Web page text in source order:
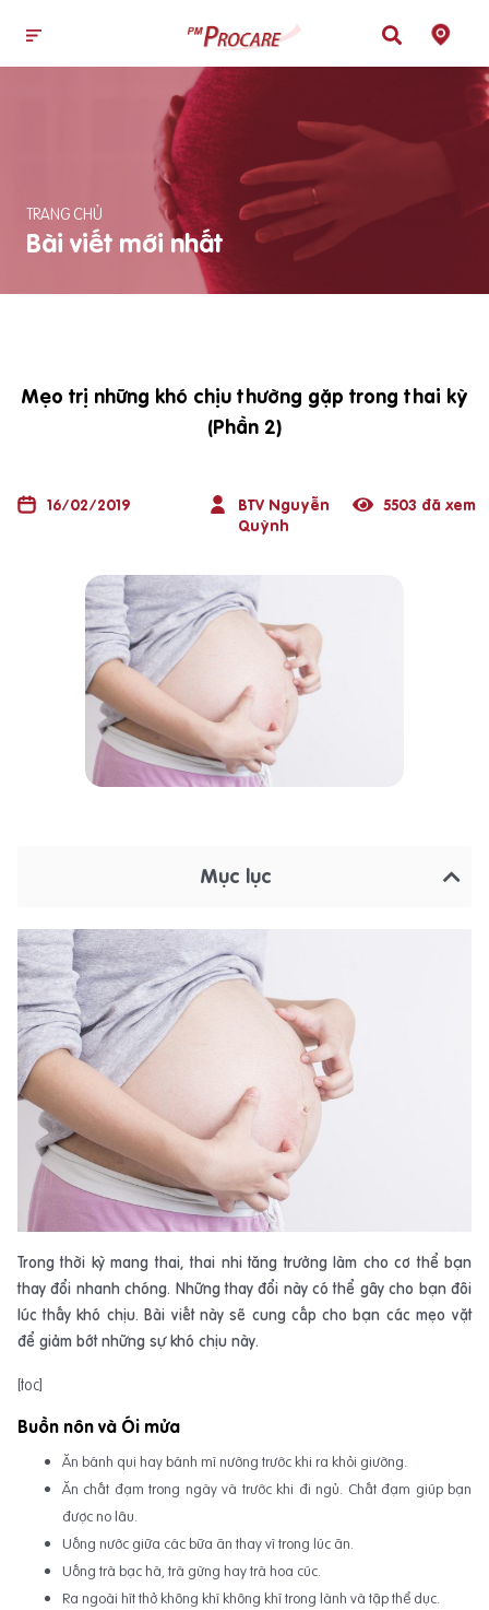
TRANG CHỦ
Bài viết mới nhất
Mẹo trị những khó chịu thường gặp trong thai kỳ
(Phần 2)
16/02/2019
BTV Nguyễn
Quỳnh
5503 đã xem
Mục lục
Trong thời kỳ mang thai, thai nhi tăng trưởng làm cho cơ thể bạn
thay đổi nhanh chóng. Những thay đổi này có thể gây cho bạn đôi
lúc thấy khó chịu. Bài viết này sẽ cung cấp cho bạn các mẹo vặt
để giảm bớt những sự khó chịu này.
[toc]
Buồn nôn và Ói mửa
Ăn bánh qui hay bánh mì nướng trước khi ra khỏi giường.
Ăn chất đạm trong ngày và trước khi đi ngủ. Chất đạm giúp bạn
được no lâu.
Uống nước giữa các bữa ăn thay vì trong lúc ăn.
Uống trà bạc hà, trà gừng hay trà hoa cúc.
Ra ngoài hít thở không khí không khí trong lành và tập thể dục.